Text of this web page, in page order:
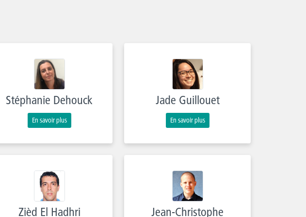
Stéphanie Dehouck
En savoir plus
Jade Guillouet
En savoir plus
Zièd El Hadhri Jean-Christophe